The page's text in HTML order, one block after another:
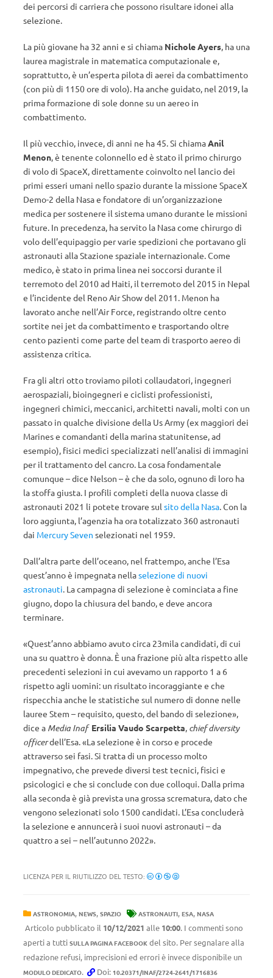
dei percorsi di carriera che possono risultare idonei alla
selezione.
La più giovane ha 32 anni e si chiama Nichole Ayers, ha una
laurea magistrale in matematica computazionale e,
soprattutto, è un’esperta pilota di aerei da combattimento
(con più di 1150 ore di volo). Ha anche guidato, nel 2019, la
prima formazione di sole donne su un aereo in
combattimento.
Il più vecchio, invece, di anni ne ha 45. Si chiamaAnil
Menon, è tenente colonnello ed è stato il primo chirurgo
di volo di SpaceX, direttamente coinvolto nel lancio dei
primi esseri umani nello spazio durante la missione SpaceX
Demo-2 della Nasa e fondatore di un’organizzazione
medica per sostenere il sistema umano durante le missioni
future. In precedenza, ha servito la Nasa come chirurgo di
volo dell’equipaggio per varie spedizioni che portavano gli
astronauti alla Stazione spaziale internazionale. Come
medico, è stato in prima linea nei soccorsi durante il
terremoto del 2010 ad Haiti, il terremoto del 2015 in Nepal
e l’incidente del Reno Air Show del 2011. Menon ha
lavorato anche nell’Air Force, registrando oltre cento
sortite nei jet da combattimento e trasportando oltre
cento pazienti come parte del team di trasporto aereo di
assistenza critica.
Fra gli altri otto troviamo piloti collaudatori, ingegneri
aerospaziali, bioingegneri e ciclisti professionisti,
ingegneri chimici, meccanici, architetti navali, molti con un
passato in qualche divisione della Us Army (ex maggiori dei
Marines e comandanti della marina statunitense, ad
esempio), fisici medici specializzati nell’analisi di immagini
per il trattamento del cancro. La cosa fondamentale
comunque – dice Nelson – è che da solo, ognuno di loro ha
la stoffa giusta. I profili completi della nuova classe di
astronauti 2021 li potete trovare sul sito della Nasa. Con la
loro aggiunta, l’agenzia ha ora totalizzato 360 astronauti
dai Mercury Seven selezionati nel 1959.
Dall’altra parte dell’oceano, nel frattempo, anche l’Esa
quest’anno è impegnata nellaselezione di nuovi
astronauti. La campagna di selezione è cominciata a fine
giugno, dopo la chiusura del bando, e deve ancora
terminare.
«Quest’anno abbiamo avuto circa 23mila candidati, di cui
una su quattro è donna. È una frazione più alta rispetto alle
precedenti selezioni in cui avevamo un rapporto 1 a 6
rispetto agli uomini: un risultato incoraggiante e che
rispecchia anche le statistiche sul numero di donne nelle
lauree Stem – requisito, questo, del bando di selezione»,
dice a Media Inaf Ersilia Vaudo Scarpetta, chief diversity
officerdell’Esa. «La selezione è in corso e procede
attraverso sei fasi. Si tratta di un processo molto
impegnativo, che prevede diversi test tecnici, fisici e
psicologici e che si conclude con due colloqui. Dalla prima
alla seconda è già prevista una grossa scrematura, dato che
vengono selezionati solo 1500 candidati. L’Esa concluderà
la selezione e annuncerà i suoi nuovi astronauti – da
quattro a sei – nell’autunno 2022».
LICENZA PER IL RIUTILIZZO DEL TESTO:
ASTRONOMIA, NEWS, SPAZIO ASTRONAUTI, ESA, NASA
Articolo pubblicato il 10/12/2021 alle 10:00. I commenti sono
aperti a tutti SULLA PAGINA FACEBOOK del sito. Per segnalare alla
redazione refusi, imprecisioni ed errori è invece disponibile un
MODULO DEDICATO. Doi: 10.20371/INAF/2724-2641/1716836